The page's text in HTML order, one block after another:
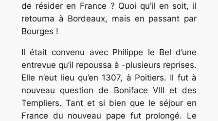
de résider en France ? Quoi qu’il en soit, il
retourna à Bordeaux, mais en passant par
Bourges !
Il était convenu avec Philippe le Bel d’une
entrevue qu’il repoussa à -plusieurs reprises.
Elle n’eut lieu qu’en 1307, à Poitiers. Il fut à
nouveau question de Boniface VIII et des
Templiers. Tant et si bien que le séjour en
France du nouveau pape fut prolongé. Le